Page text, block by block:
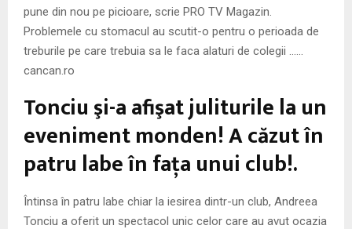
pune din nou pe picioare, scrie PRO TV Magazin.
Problemele cu stomacul au scutit-o pentru o perioada de
treburile pe care trebuia sa le faca alaturi de colegii ……
cancan.ro
Tonciu şi-a afişat juliturile la un
eveniment monden! A căzut în
patru labe în faţa unui club!.
Întinsa în patru labe chiar la iesirea dintr-un club, Andreea
Tonciu a oferit un spectacol unic celor care au avut ocazia